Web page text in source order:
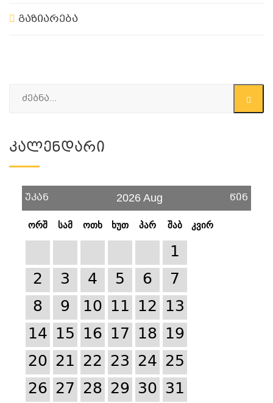
გაზიარება
Კალენდარი
უკან 2026 Aug წინ
ორშ სამ ოთხ ხუთ პარ შაბ კვირ
1
2
3 4 5 6
7
8
9 10 11 12 13
14 15 16 17 18 19
20 21 22 23 24 25
26 27 28 29 30 31